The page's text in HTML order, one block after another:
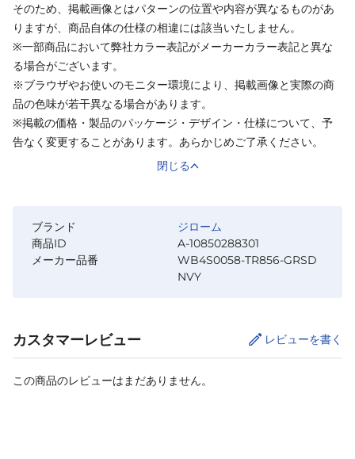
そのため、掲載画像とはパターンの位置や内容が異なるものがあ
りますが、商品自体の仕様の相違には該当いたしません。
※一部商品において弊社カラー表記がメーカーカラー表記と異な
る場合がございます。
※ブラウザやお使いのモニター環境により、掲載画像と実際の商
品の色味が若干異なる場合があります。
※掲載の価格・製品のパッケージ・デザイン・仕様について、予
告なく変更することがあります。あらかじめご了承ください。
閉じる
ブランド
ジローム
商品ID
A-10850288301
メーカー品番
WB4S0058-TR856-GRSD
NVY
カスタマーレビュー レビューを書く
この商品のレビューはまだありません。